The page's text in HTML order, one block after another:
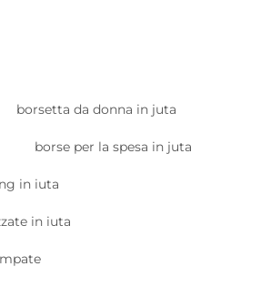
borsetta da donna in juta
borse per la spesa in juta
in iuta
in iuta